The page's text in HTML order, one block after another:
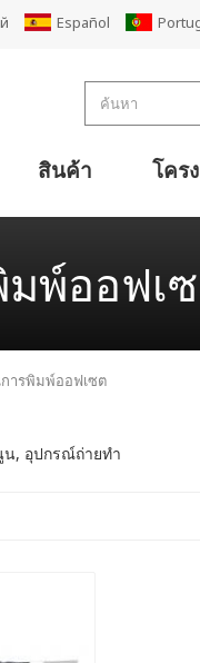
Español
สินค้า โคร
พ์ออฟเ
ารพิมพ์ออฟเซต
, อุปกรณ์ถ่ายทำ